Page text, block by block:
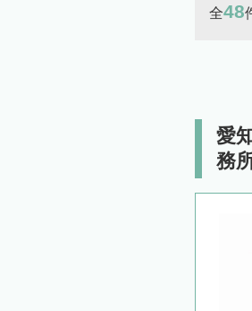
全48
愛
務